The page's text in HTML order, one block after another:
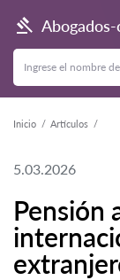
Inicio Artículos
5.03.2026
Pensión